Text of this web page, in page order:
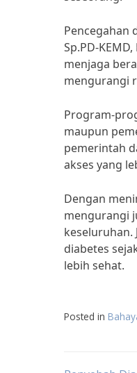
Pencegahan
Sp.PD-
menjaga
mengurangi
Program-
maupun
pemerintah
akses yang
Dengan
mengurangi
keseluruhan.
diabetes
lebih sehat.
Posted in